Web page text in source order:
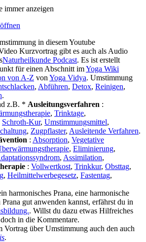
immer anzeigen
in diesem Youtube
Kurzvortrag gibt es auch als Audio
Naturheilkunde Podcast. Es ist erstellt
für einen Abschnitt imYoga Wiki
von A-Z von Yoga Vidya. Umstimmung
, Abführen, Detox, Reinigen,
.
z.B. * Ausleitungsverfahren :
, Trinktage,
Schroth-Kur, Umstimmungsmittel,
, Zugpflaster, Ausleitende Verfahren.
: Absorption, Vegetative
, Eliminierung,
, Assimilation,
: Vollwertkost, Trinkkur, Obsttag,
, Heilmittelwerbegesetz, Fastentag,
harmonisches Prana, eine harmonische
gut anwenden kannst, erfährst du in
. Willst du dazu etwas Hilfreiches
in die Kommentare.
Vortrag über Umstimmung auch den auch
.